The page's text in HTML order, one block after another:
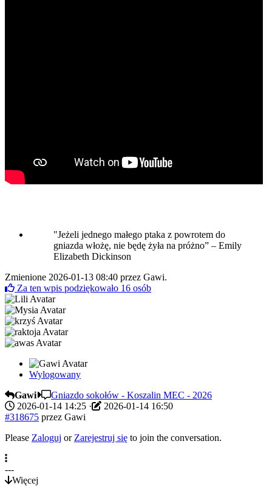
"Jeżeli jednego małego ptaka z powrotem do
gniazda włożę, nie będę żyła na próżno” – Emily
Elizabeth Dickinson
Zmienione 2026-01-13 08:40 przez Gawi.
Za ten wpis podziękowało 16 osób
Wylogowany
Gawi
Gniazdo sokołów - Koszalin MEC - 2026
2026-01-14 14:25 ·
2026-01-14 16:50
#318675 przez Gawi
Please Zaloguj or Zarejestruj się to join the conversation.
---
Więcej